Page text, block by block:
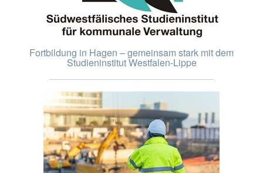
Fortbildung in Hagen – gemeinsam stark mit dem
Studieninstitut Westfalen-Lippe